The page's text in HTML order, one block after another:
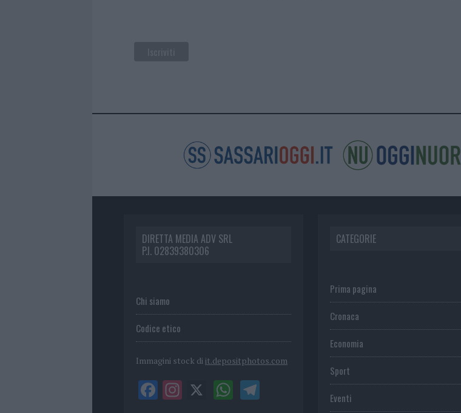
DIRETTA MEDIA ADV SRL
P.I. 02839380306
Chi siamo
Codice etico
Immagini stock di it.depositphotos.com
CATEGORIE
Prima pagina
Cronaca
Economia
Sport
Eventi